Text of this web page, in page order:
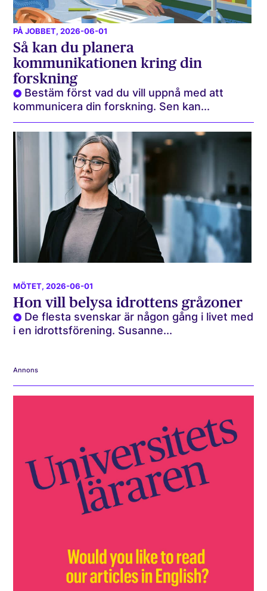
PÅ JOBBET, 2026-06-01
Så kan du planera
kommunikationen kring din
forskning
Bestäm först vad du vill uppnå med att
kommunicera din forskning. Sen kan...
MÖTET, 2026-06-01
Hon vill belysa idrottens gråzoner
De flesta svenskar är någon gång i livet med
i en idrottsförening. Susanne...
Annons